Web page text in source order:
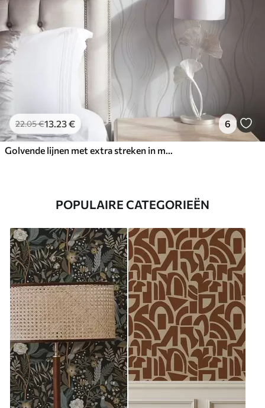
22.05€13.23€ 6
Golvende lijnen met extra streken in moderne stijl
POPULAIRE CATEGORIEËN